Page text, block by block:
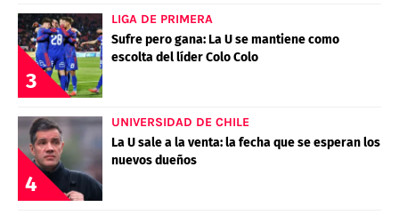
3
LIGA DE PRIMERA
Sufre pero gana: La U se mantiene como
escolta del líder Colo Colo
4
UNIVERSIDAD DE CHILE
La U sale a la venta: la fecha que se esperan los
nuevos dueños